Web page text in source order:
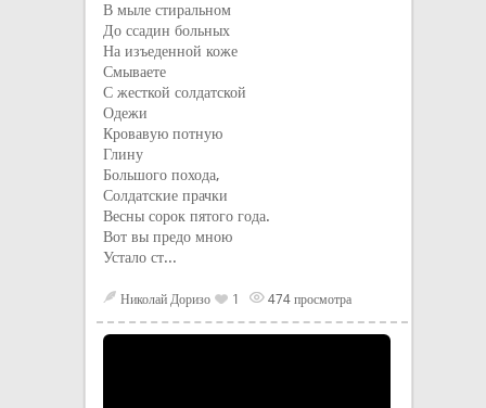
В мыле стиральном
До ссадин больных
На изъеденной коже
Смываете
С жесткой солдатской
Одежи
Кровавую потную
Глину
Большого похода,
Солдатские прачки
Весны сорок пятого года.
Вот вы предо мною
Устало ст...
Николай Доризо 1 474 просмотра